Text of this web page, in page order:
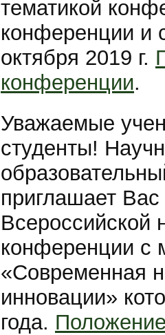
тематикой
конференции и
октября 2019 г.
конференции.
Уважаемые
студенты!
приглашает Вас
Всероссийской
конференции с
«Современная
инновации»
года.